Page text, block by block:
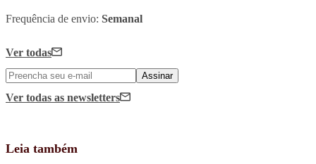
Frequência de envio: Semanal
Ver todas
Assinar
Ver todas as newsletters
Leia também